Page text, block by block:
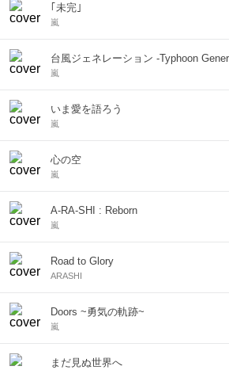
｢未完｣
嵐
台風ジェネレーション -Typhoon
嵐
いま愛を語ろう
嵐
心の空
嵐
A-RA-SHI : Reborn
嵐
Road to Glory
ARASHI
Doors ~勇気の軌跡~
嵐
まだ見ぬ世界へ